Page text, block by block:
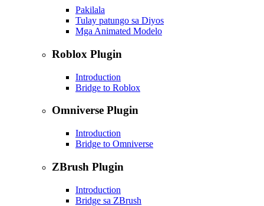
Pakilala
Tulay patungo sa Diyos
Mga Animated Modelo
Roblox Plugin
Introduction
Bridge to Roblox
Omniverse Plugin
Introduction
Bridge to Omniverse
ZBrush Plugin
Introduction
Bridge sa ZBrush